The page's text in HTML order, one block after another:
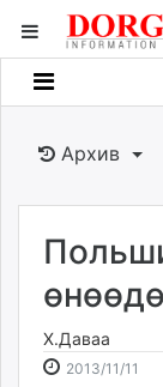
Мэдээллийн
Банк санхүү
Бизнес ААН
Төрийн
dorgio.mn
Gogo.mn
Архив
Х.Даваа
2013/11/11